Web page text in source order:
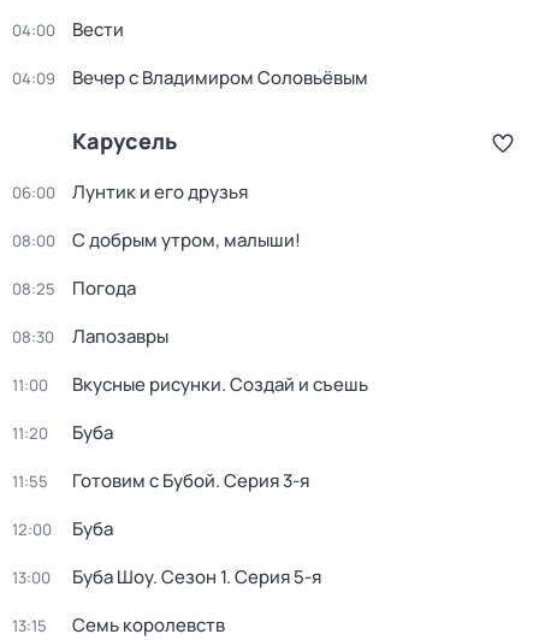
04:00 Вести
04:09 Вечер с Владимиром Соловьёвым
Карусель
06:00 Лунтик и его друзья
08:00 С добрым утром, малыши!
08:25 Погода
08:30 Лапозавры
11:00 Вкусные рисунки. Создай и съешь
11:20 Буба
11:55 Готовим с Бубой. Серия 3-я
12:00 Буба
13:00 Буба Шоу. Сезон 1. Серия 5-я
13:15 Семь королевств